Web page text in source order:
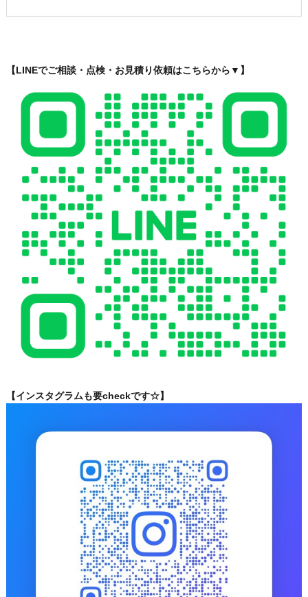
【LINEでご相談・点検・お見積り依頼はこちらから▼】
【インスタグラムも要checkです☆】